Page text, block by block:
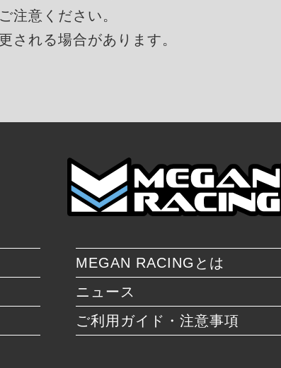
注意ください。
される場合があります。
MEGAN RACINGとは
ニュース
ご利用ガイド・注意事項